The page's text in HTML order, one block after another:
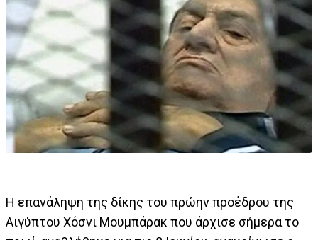
Η επανάληψη της δίκης του πρώην προέδρου της
Αιγύπτου Χόσνι Μουμπάρακ που άρχισε σήμερα το